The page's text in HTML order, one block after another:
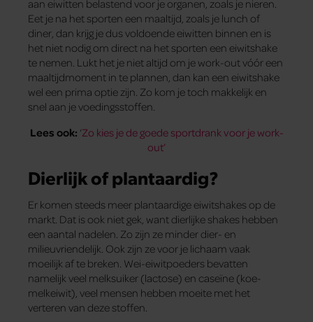
aan eiwitten belastend voor je organen, zoals je nieren.
Eet je na het sporten een maaltijd, zoals je lunch of
diner, dan krijg je dus voldoende eiwitten binnen en is
het niet nodig om direct na het sporten een eiwitshake
te nemen. Lukt het je niet altijd om je work-out vóór een
maaltijdmoment in te plannen, dan kan een eiwitshake
wel een prima optie zijn. Zo kom je toch makkelijk en
snel aan je voedingsstoffen.
Lees ook: ‘Zo kies je de goede sportdrank voor je work-
out’
Dierlijk of plantaardig?
Er komen steeds meer plantaardige eiwitshakes op de
markt. Dat is ook niet gek, want dierlijke shakes hebben
een aantal nadelen. Zo zijn ze minder dier- en
milieuvriendelijk. Ook zijn ze voor je lichaam vaak
moeilijk af te breken. Wei-eiwitpoeders bevatten
namelijk veel melksuiker (lactose) en caseïne (koe-
melkeiwit), veel mensen hebben moeite met het
verteren van deze stoffen.